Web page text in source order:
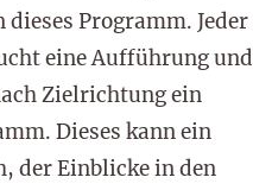
dieses Programm. Jeder
eine Aufführung und
Zielrichtung ein
Dieses kann ein
der Einblicke in den